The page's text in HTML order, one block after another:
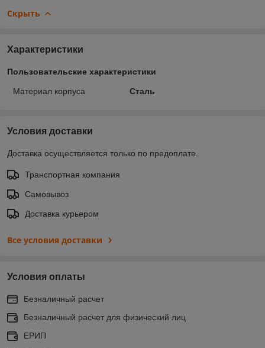
Скрыть
Характеристики
Пользовательские характеристики
Материал корпуса Сталь
Условия доставки
Доставка осуществляется только по предоплате.
Транспортная компания
Самовывоз
Доставка курьером
Все условия доставки
Условия оплаты
Безналичный расчет
Безналичный расчет для физический лиц
ЕРИП